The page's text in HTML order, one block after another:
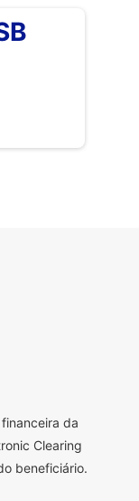
da
Clearing
beneficiário.